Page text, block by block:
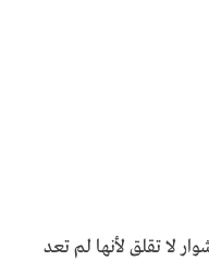
لا تقلق لأنها لم تعد